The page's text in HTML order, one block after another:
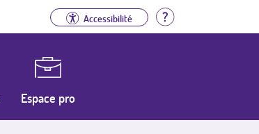
Accessibilité Aide
Espace pro